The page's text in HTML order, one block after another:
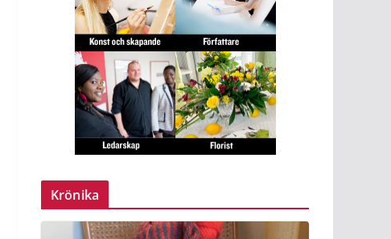
Krönika